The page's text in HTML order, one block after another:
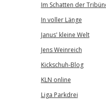
Im Schatten der
In voller Länge
Janus' kleine Welt
Jens Weinreich
Kickschuh-Blog
KLN online
Liga Parkdrei